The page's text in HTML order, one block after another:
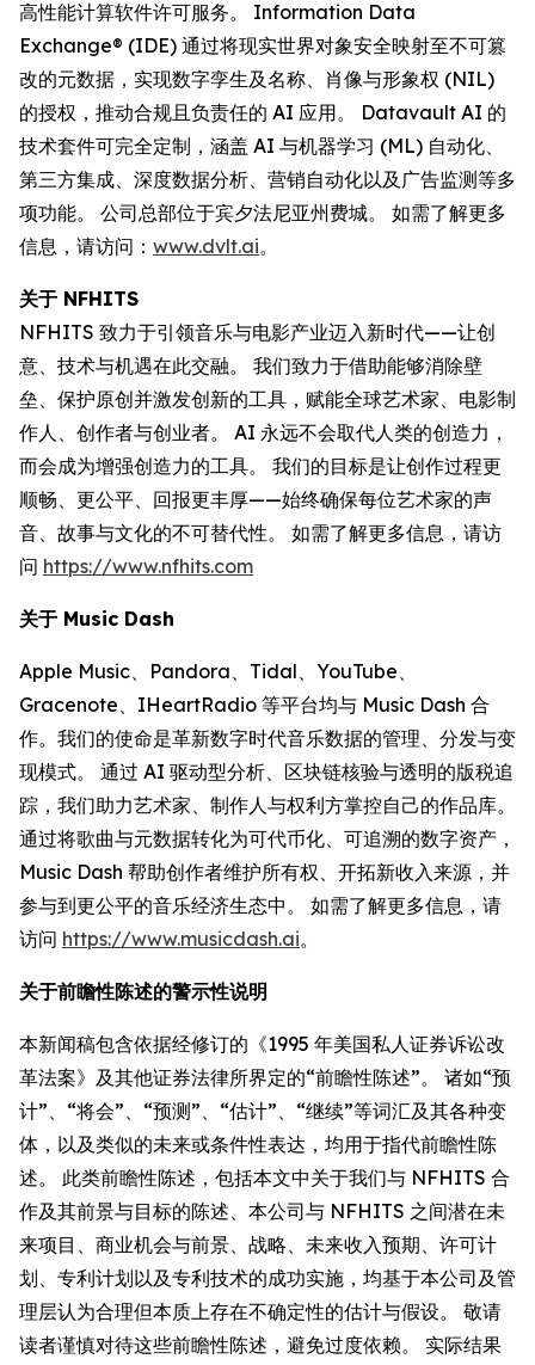
高性能计算软件许可服务。 Information Data
Exchange® (IDE) 通过将现实世界对象安全映射至不可篡
改的元数据，实现数字孪生及名称、肖像与形象权 (NIL)
的授权，推动合规且负责任的 AI 应用。 Datavault AI 的
技术套件可完全定制，涵盖 AI 与机器学习 (ML) 自动化、
第三方集成、深度数据分析、营销自动化以及广告监测等多
项功能。 公司总部位于宾夕法尼亚州费城。 如需了解更多
信息，请访问： www.dvlt.ai。
关于 NFHITS
NFHITS 致力于引领音乐与电影产业迈入新时代——让创
意、技术与机遇在此交融。 我们致力于借助能够消除壁
垒、保护原创并激发创新的工具，赋能全球艺术家、电影制
作人、创作者与创业者。 AI 永远不会取代人类的创造力，
而会成为增强创造力的工具。 我们的目标是让创作过程更
顺畅、更公平、回报更丰厚——始终确保每位艺术家的声
音、故事与文化的不可替代性。 如需了解更多信息，请访
问 https://www.nfhits.com
关于 Music Dash
Apple Music、Pandora、Tidal、YouTube、
Gracenote、IHeartRadio 等平台均与 Music Dash 合
作。我们的使命是革新数字时代音乐数据的管理、分发与变
现模式。 通过 AI 驱动型分析、区块链核验与透明的版税追
踪，我们助力艺术家、制作人与权利方掌控自己的作品库。
通过将歌曲与元数据转化为可代币化、可追溯的数字资产，
Music Dash 帮助创作者维护所有权、开拓新收入来源，并
参与到更公平的音乐经济生态中。 如需了解更多信息，请
访问 https://www.musicdash.ai。
关于前瞻性陈述的警示性说明
本新闻稿包含依据经修订的《1995 年美国私人证券诉讼改
革法案》及其他证券法律所界定的“前瞻性陈述”。 诸如“预
计”、“将会”、“预测”、“估计”、“继续”等词汇及其各种变
体，以及类似的未来或条件性表达，均用于指代前瞻性陈
述。 此类前瞻性陈述，包括本文中关于我们与 NFHITS 合
作及其前景与目标的陈述、本公司与 NFHITS 之间潜在未
来项目、商业机会与前景、战略、未来收入预期、许可计
划、专利计划以及专利技术的成功实施，均基于本公司及管
理层认为合理但本质上存在不确定性的估计与假设。 敬请
读者谨慎对待这些前瞻性陈述，避免过度依赖。 实际结果